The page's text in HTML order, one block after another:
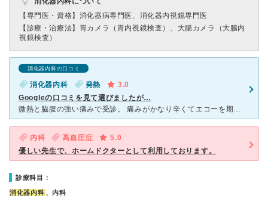
【専門医・資格】 消化器病専門医、消化器内視鏡専門医
【診療・治療法】 胃カメラ（胃内視鏡検査）、大腸カメラ（大腸内
視鏡検査）
消化器内科の口コミ
消化器内科 発熱
3.0
Googleの口コミを見て選びましたが…
微熱と脇腹の強い痛みで受診。 痛みがかなり辛くてエコーを期待して来たんですが（そのために設備があるのを確認してからきた）血液検査などもなく問診と口頭での確認のみでガッカリしました。 胃腸炎ならこれ
内科 高血圧症
5.0
優しい先生で、ホームドクターとして利用しております。
診療科目：
消化器内科 、内科